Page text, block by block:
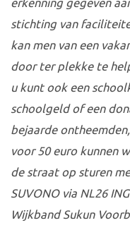
erkenning gegeven
stichting van
kan men van een
door ter plekke te
u kunt ook een
schoolgeld of een
bejaarde
voor 50 euro kunnen
de straat op sturen
SUVONO via NL26
Wijkband Sukun